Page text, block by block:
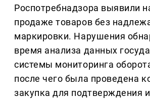
Роспотребнадзора выявили
продаже товаров без
маркировки. Нарушения
время анализа данных
системы мониторинга
после чего была проведена
закупка для подтверждения